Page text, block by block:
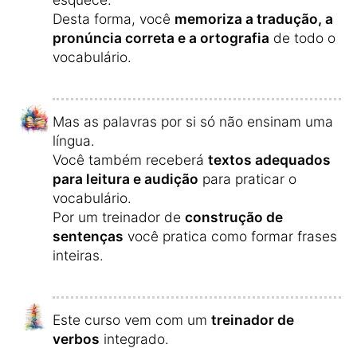
Desta forma, você memoriza a tradução, a
pronúncia correta e a ortografia de todo o
vocabulário.
Mas as palavras por si só não ensinam uma
língua.
Você também receberá textos adequados
para leitura e audição para praticar o
vocabulário.
Por um treinador de construção de
sentenças você pratica como formar frases
inteiras.
Este curso vem com um treinador de
verbos integrado.